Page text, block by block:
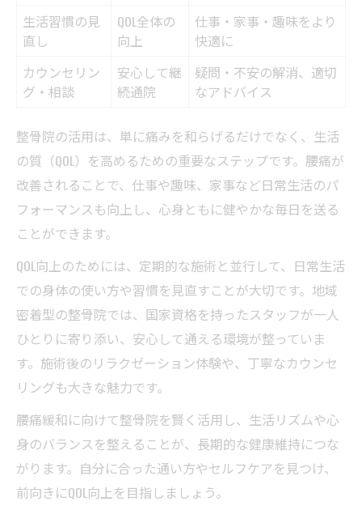
生活習慣の見
直し
QOL全体の
向上
仕事・家事・趣味をより
快適に
カウンセリン
グ・相談
安心して継
続通院
疑問・不安の解消、適切
なアドバイス
整骨院の活用は、単に痛みを和らげるだけでなく、生活
の質（QOL）を高めるための重要なステップです。腰痛が
改善されることで、仕事や趣味、家事など日常生活のパ
フォーマンスも向上し、心身ともに健やかな毎日を送る
ことができます。
QOL向上のためには、定期的な施術と並行して、日常生活
での身体の使い方や習慣を見直すことが大切です。地域
密着型の整骨院では、国家資格を持ったスタッフが一人
ひとりに寄り添い、安心して通える環境が整っていま
す。施術後のリラクゼーション体験や、丁寧なカウンセ
リングも大きな魅力です。
腰痛緩和に向けて整骨院を賢く活用し、生活リズムや心
身のバランスを整えることが、長期的な健康維持につな
がります。自分に合った通い方やセルフケアを見つけ、
前向きにQOL向上を目指しましょう。